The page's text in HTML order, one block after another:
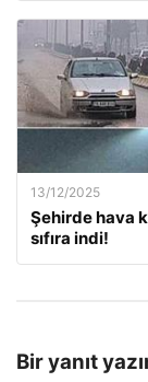
13/12/2025
Şehirde hava
sıfıra indi!
Bir yanıt